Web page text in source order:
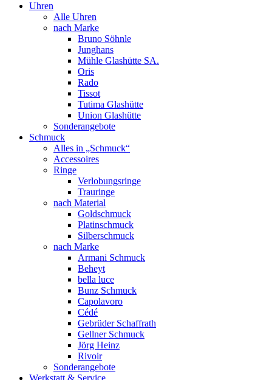
Uhren
Alle Uhren
nach Marke
Bruno Söhnle
Junghans
Mühle Glashütte SA.
Oris
Rado
Tissot
Tutima Glashütte
Union Glashütte
Sonderangebote
Schmuck
Alles in „Schmuck“
Accessoires
Ringe
Verlobungsringe
Trauringe
nach Material
Goldschmuck
Platinschmuck
Silberschmuck
nach Marke
Armani Schmuck
Beheyt
bella luce
Bunz Schmuck
Capolavoro
Cédé
Gebrüder Schaffrath
Gellner Schmuck
Jörg Heinz
Rivoir
Sonderangebote
Werkstatt & Service